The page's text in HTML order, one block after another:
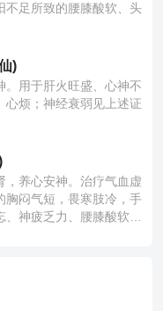
不足所致的腰膝酸软、头
)
。用于肝火旺盛、心神不
心烦；神经衰弱见上述证
，养心安神。治疗气血虚
胸闷气短，畏寒肢冷，手
神疲乏力、腰膝酸软也